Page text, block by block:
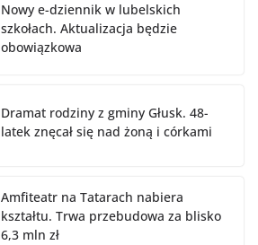
Nowy e-dziennik w lubelskich
szkołach. Aktualizacja będzie
obowiązkowa
Dramat rodziny z gminy Głusk. 48-
latek znęcał się nad żoną i córkami
Amfiteatr na Tatarach nabiera
kształtu. Trwa przebudowa za blisko
6,3 mln zł